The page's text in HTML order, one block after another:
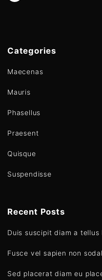
Categories
Maecenas
Mauris
Phasellus
Praesent
Quisque
Suspendisse
Recent Posts
Duis suscipit diam a tellus
Fusce vel sapien non
Sed placerat diam eu